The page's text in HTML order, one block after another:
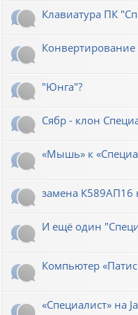
Клавиатура ПК
Конвертирование
"Юнга"?
Сябр - клон
«Мышь» к
замена К589АП16
И ещё один
Компьютер
«Специалист» на